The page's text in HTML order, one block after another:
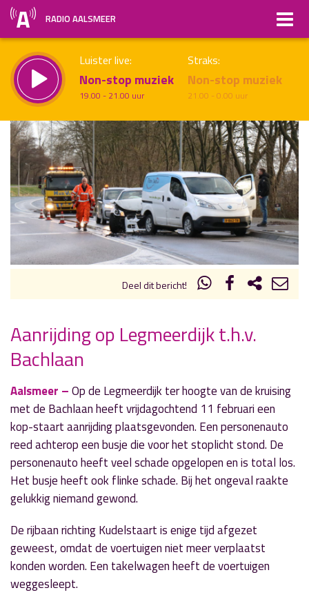
RADIO AALSMEER
Luister live:
Non-stop muziek
19.00 - 21.00 uur
Straks:
Non-stop muziek
21.00 - 0.00 uur
Vorig uur uur 1 van x Volgend uur
Inklappen
Deel dit bericht!
« Vorig nieuwsbericht
Speciale editie Walk & Talk bij Bibliotheek
10 februari 2022
» Volgend nieuwsbericht
Aanleg OLV-uitgang gestart
14 februari 2022
Aanrijding op Legmeerdijk t.h.v.
Bachlaan
Aalsmeer –Op de Legmeerdijk ter hoogte van de kruising
met de Bachlaan heeft vrijdagochtend 11 februari een
kop-staart aanrijding plaatsgevonden. Een personenauto
reed achterop een busje die voor het stoplicht stond. De
personenauto heeft veel schade opgelopen en is total los.
Het busje heeft ook flinke schade. Bij het ongeval raakte
gelukkig niemand gewond.
De rijbaan richting Kudelstaart is enige tijd afgezet
geweest, omdat de voertuigen niet meer verplaatst
konden worden. Een takelwagen heeft de voertuigen
weggesleept.